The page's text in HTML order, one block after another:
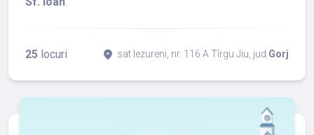
25 locuri place sat Iezureni, nr. 116 A Tîrgu Jiu, jud.Gorj